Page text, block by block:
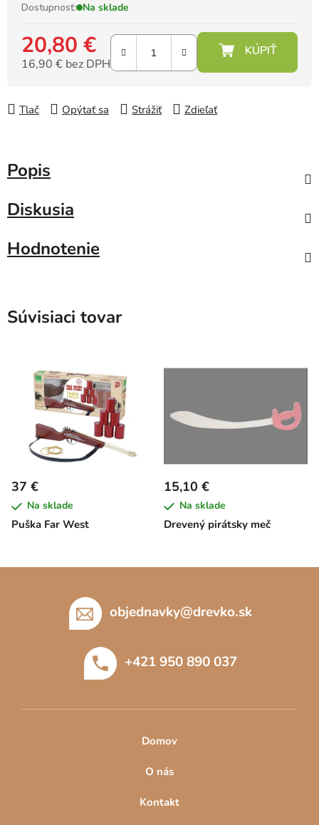
Dostupnosť: Na sklade
20,80 €
16,90 € bez DPH
Tlač
Opýtať sa Strážiť Zdieľať
Popis
Diskusia
Hodnotenie
Súvisiaci tovar
Puška Far West
37 €
Na sklade
Drevený pirátsky meč
15,10 €
Na sklade
objednavky@drevko.sk
+421 950 890 037
Domov
O nás
Kontakt